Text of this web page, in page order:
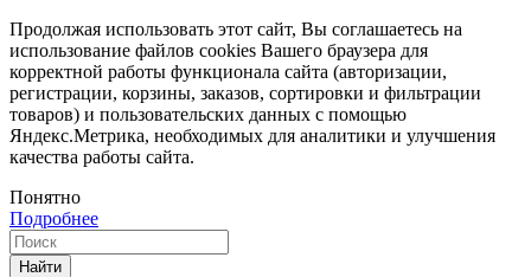
Продолжая использовать этот сайт, Вы соглашаетесь на
использование файлов cookies Вашего браузера для
корректной работы функционала сайта (авторизации,
регистрации, корзины, заказов, сортировки и фильтрации
товаров) и пользовательских данных с помощью
Яндекс.Метрика, необходимых для аналитики и улучшения
качества работы сайта.
Понятно
Подробнее
Найти